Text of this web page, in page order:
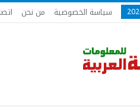
سياسة الخصوصية من نحن